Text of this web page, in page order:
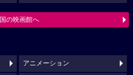
の映画館へ
アニメーション